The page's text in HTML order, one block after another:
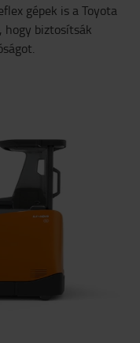
gépek is a Toyota
hogy biztosítsák